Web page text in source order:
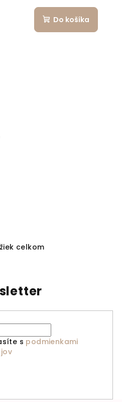
Do košíka
Ovládacie prvky
celkom
s podmienkami